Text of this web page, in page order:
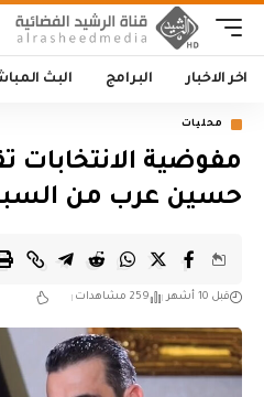
اخر الاخبار البرامج البث
محليات
مفوضية الانتخابات
حسين عرب من
قبل 10 أشهر 259 مشاهدات